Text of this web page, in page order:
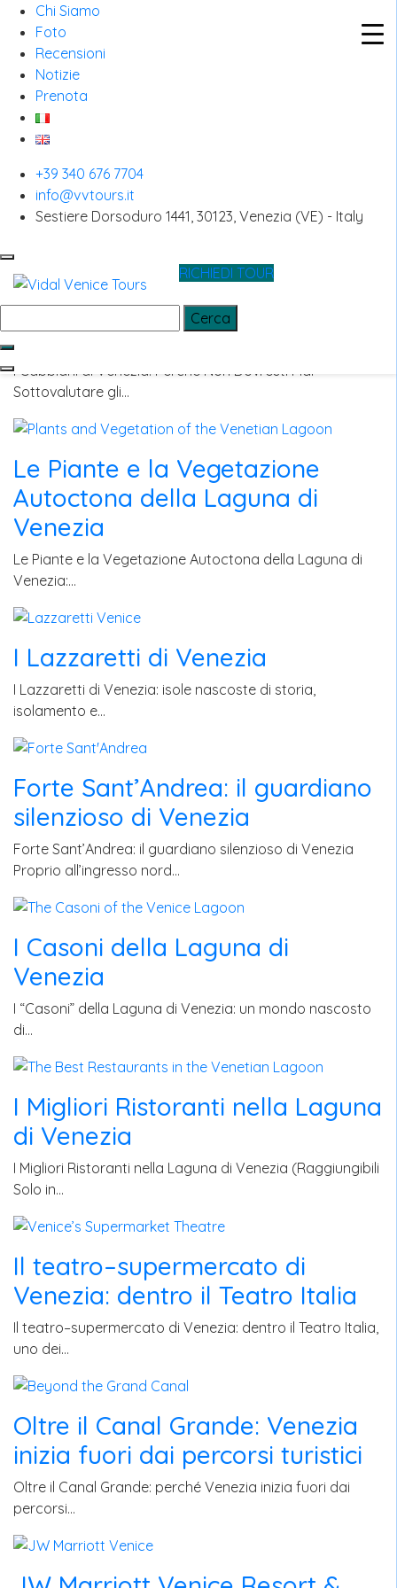
Skip
content
Chi Siamo
Foto
Recensioni
Notizie
Prenota
+39 340 676 7704
info@vvtours.it
Sestiere Dorsoduro 1441, 30123, Venezia (VE) - Italy
RICHIEDI TOUR
per:
luoghi storici Venezia
Bussolai di Burano: i biscotti che
devi assolutamente assaggiare
assaggiare Se…
I Gabbiani di Venezia
I Gabbiani di Venezia: Perché Non Dovresti Mai
Sottovalutare gli…
Le Piante e la Vegetazione
Autoctona della Laguna di
Venezia
Le Piante e la Vegetazione Autoctona della Laguna di
Venezia:…
I Lazzaretti di Venezia
I Lazzaretti di Venezia: isole nascoste di storia,
isolamento e…
Forte Sant’Andrea: il guardiano
silenzioso di Venezia
Forte Sant’Andrea: il guardiano silenzioso di Venezia
Proprio all’ingresso nord…
I Casoni della Laguna di
Venezia
I “Casoni” della Laguna di Venezia: un mondo nascosto
di…
I Migliori Ristoranti nella Laguna
di Venezia
I Migliori Ristoranti nella Laguna di Venezia (Raggiungibili
Solo in…
Il teatro–supermercato di
Venezia: dentro il Teatro Italia
Il teatro–supermercato di Venezia: dentro il Teatro Italia,
uno dei…
Oltre il Canal Grande: Venezia
inizia fuori dai percorsi turistici
Oltre il Canal Grande: perché Venezia inizia fuori dai
percorsi…